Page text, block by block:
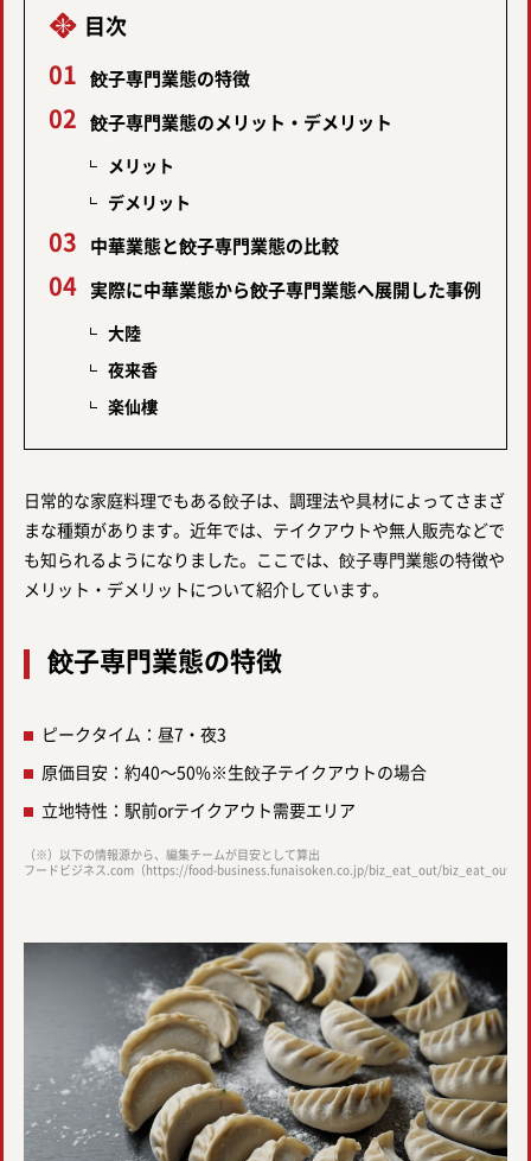
目次
餃子専門業態の特徴
餃子専門業態のメリット・デメリット
メリット
デメリット
中華業態と餃子専門業態の比較
実際に中華業態から餃子専門業態へ展開した事例
大陸
夜来香
楽仙樓
日常的な家庭料理でもある餃子は、調理法や具材によってさまざ
まな種類があります。近年では、テイクアウトや無人販売などで
も知られるようになりました。ここでは、餃子専門業態の特徴や
メリット・デメリットについて紹介しています。
餃子専門業態の特徴
ピークタイム：昼7・夜3
原価目安：約40～50%※生餃子テイクアウトの場合
立地特性：駅前orテイクアウト需要エリア
（※）以下の情報源から、編集チームが目安として算出
フードビジネス.com（https://food-business.funaisoken.co.jp/biz_eat_out/